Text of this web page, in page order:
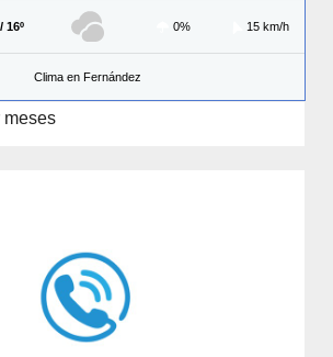
16º 0% 15 km/h
Clima en Fernández
meses